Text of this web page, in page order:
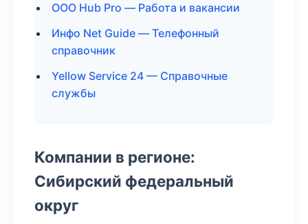
ООО Hub Pro — Работа и вакансии
Инфо Net Guide — Телефонный
справочник
Yellow Service 24 — Справочные
службы
Компании в регионе:
Сибирский федеральный
округ